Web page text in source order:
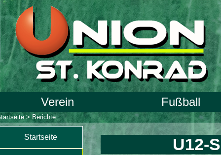
Verein Fußball
> Berichte
Startseite U12-